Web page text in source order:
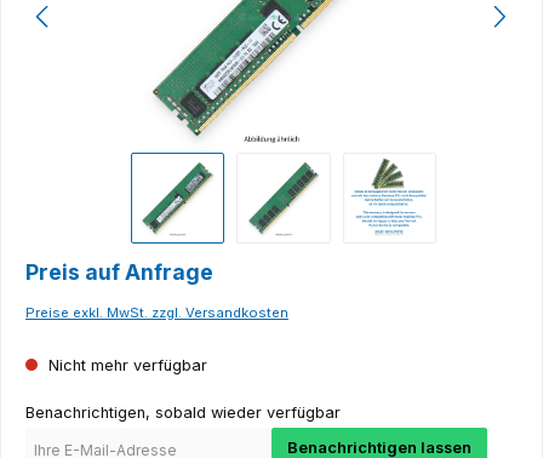
Preis auf Anfrage
Preise exkl. MwSt. zzgl. Versandkosten
Nicht mehr verfügbar
Benachrichtigen, sobald wieder verfügbar
Benachrichtigen lassen